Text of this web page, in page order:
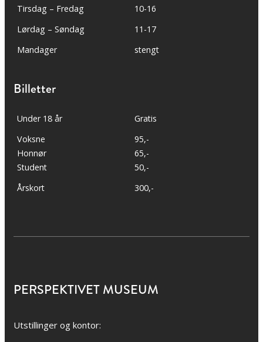
Tirsdag – Fredag
10-16
Lørdag – Søndag
11-17
Mandager
stengt
Billetter
Under 18 år
Gratis
Voksne
Honnør
Student
95,-
65,-
50,-
Årskort
300,-
PERSPEKTIVET MUSEUM
Utstillinger og kontor: